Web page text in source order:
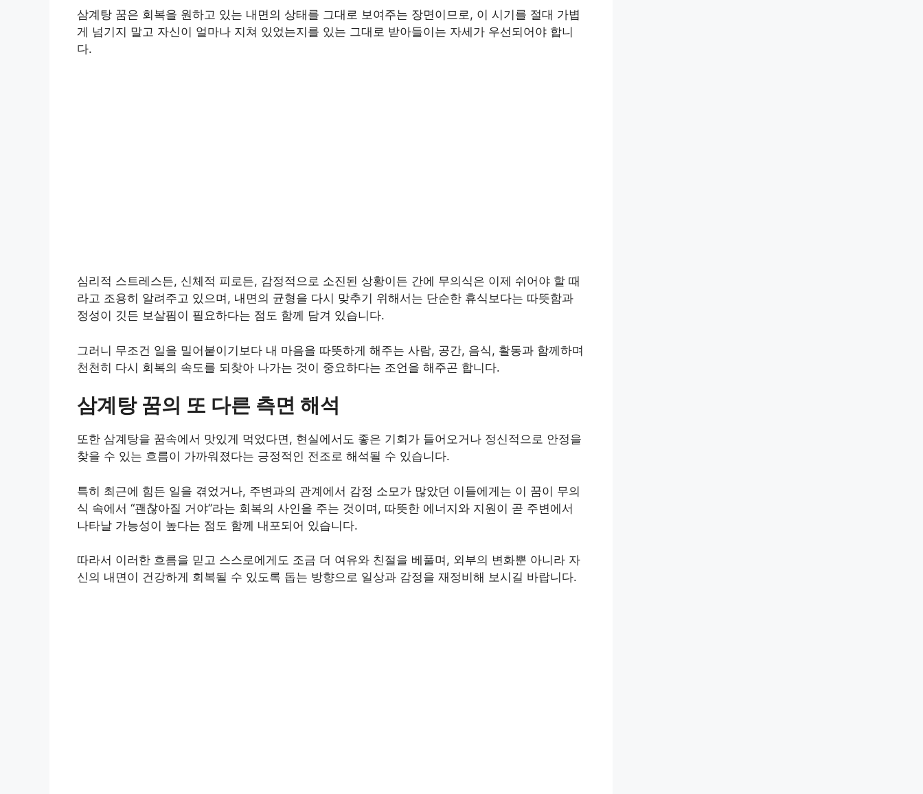
삼계탕 꿈은 회복을 원하고 있는 내면의 상태를 그대로 보여주는 장면이므로, 이 시기를 절대 가볍
게 넘기지 말고 자신이 얼마나 지쳐 있었는지를 있는 그대로 받아들이는 자세가 우선되어야 합니
다.
심리적 스트레스든, 신체적 피로든, 감정적으로 소진된 상황이든 간에 무의식은 이제 쉬어야 할 때
라고 조용히 알려주고 있으며, 내면의 균형을 다시 맞추기 위해서는 단순한 휴식보다는 따뜻함과
정성이 깃든 보살핌이 필요하다는 점도 함께 담겨 있습니다.
그러니 무조건 일을 밀어붙이기보다 내 마음을 따뜻하게 해주는 사람, 공간, 음식, 활동과 함께하며
천천히 다시 회복의 속도를 되찾아 나가는 것이 중요하다는 조언을 해주곤 합니다.
삼계탕 꿈의 또 다른 측면 해석
또한 삼계탕을 꿈속에서 맛있게 먹었다면, 현실에서도 좋은 기회가 들어오거나 정신적으로 안정을
찾을 수 있는 흐름이 가까워졌다는 긍정적인 전조로 해석될 수 있습니다.
특히 최근에 힘든 일을 겪었거나, 주변과의 관계에서 감정 소모가 많았던 이들에게는 이 꿈이 무의
식 속에서 “괜찮아질 거야”라는 회복의 사인을 주는 것이며, 따뜻한 에너지와 지원이 곧 주변에서
나타날 가능성이 높다는 점도 함께 내포되어 있습니다.
따라서 이러한 흐름을 믿고 스스로에게도 조금 더 여유와 친절을 베풀며, 외부의 변화뿐 아니라 자
신의 내면이 건강하게 회복될 수 있도록 돕는 방향으로 일상과 감정을 재정비해 보시길 바랍니다.